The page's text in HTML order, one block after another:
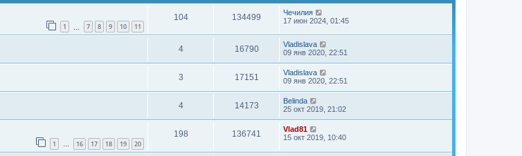
1 7 8 9 10 11
104 134499
Чечилия
17 июн 2024, 01:45
4 16790
Vladislava
09 янв 2020, 22:51
3 17151
Vladislava
09 янв 2020, 22:51
4 14173
Belinda
25 окт 2019, 21:02
1 … 16 17 18 19 20
198 136741
Vlad81
15 окт 2019, 10:40